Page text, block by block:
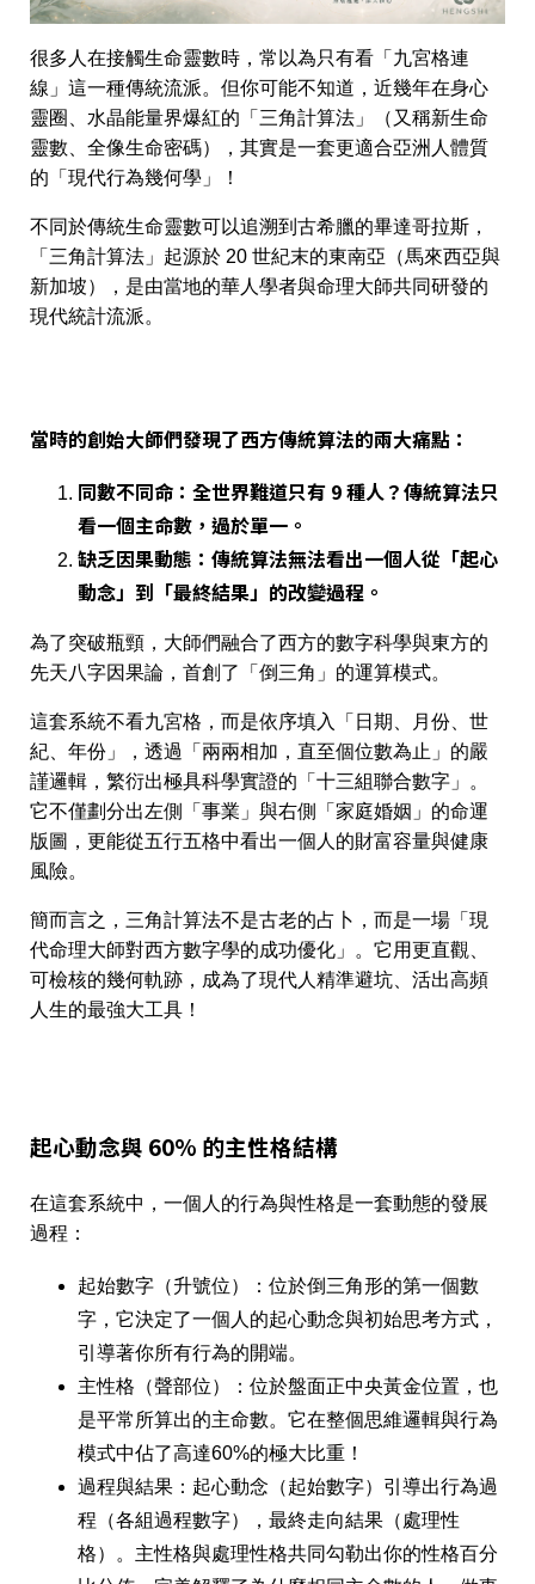
很多人在接觸生命靈數時，常以為只有看「九宮格連
線」這一種傳統流派。但你可能不知道，近幾年在身心
靈圈、水晶能量界爆紅的「三角計算法」
（又稱新生命
靈數、全像生命密碼），其實是一套更適合亞洲人體質
的「現代行為幾何學」！
不同於傳統生命靈數可以追溯到古希臘的畢達哥拉斯，
「三角計算法」起源於 20 世紀末的東南亞（馬來西亞與
新加坡）
，是由當地的華人學者與命理大師共同研發的
現代統計流派。
當時的創始大師們發現了西方傳統算法的兩大痛點：
同數不同命：全世界難道只有 9 種人？傳統算法只
看一個主命數，過於單一。
缺乏因果動態 ：傳統算法無法看出一個人從「起心
動念」到「最終結果」的改變過程。
為了突破瓶頸，大師們融合了西方的數字科學與東方的
先天八字因果論 ，首創了「倒三角」的運算模式。
這套系統不看九宮格，而是依序填入「日期、月份、世
紀、年份」，透過「兩兩相加，直至個位數為止」的嚴
謹邏輯，繁衍出極具科學實證的「十三組聯合數字」。
它不僅劃分出左側「事業」與右側「家庭婚姻」的命運
版圖，更能從五行五格中看出一個人的財富容量與健康
風險。
簡而言之，三角計算法不是古老的占卜，而是一場「現
代命理大師對西方數字學的成功優化」。它用更直觀、
可檢核的幾何軌跡，成為了現代人精準避坑、活出高頻
人生的最強大工具！
起心動念與 60% 的主性格結構
在這套系統中，一個人的行為與性格是一套動態的發展
過程：
起始數字（升號位）
：位於倒三角形的第一個數
字，它決定了一個人的起心動念與初始思考方式 ，
引導著你所有行為的開端。
主性格（聲部位）
：位於盤面正中央黃金位置，也
是平常所算出的主命數。它在整個思維邏輯與行為
模式中佔了高達60%的極大比重 ！
過程與結果 ：起心動念（起始數字）引導出行為過
程（各組過程數字），最終走向結果（處理性
格）。主性格與處理性格共同勾勒出你的性格百分